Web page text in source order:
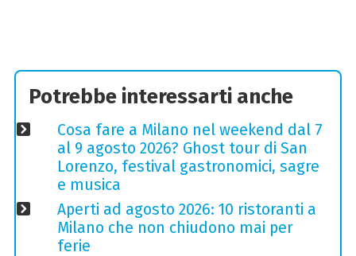
Potrebbe interessarti anche
Cosa fare a Milano nel weekend dal 7
al 9 agosto 2026? Ghost tour di San
Lorenzo, festival gastronomici, sagre
e musica
Aperti ad agosto 2026: 10 ristoranti a
Milano che non chiudono mai per
ferie